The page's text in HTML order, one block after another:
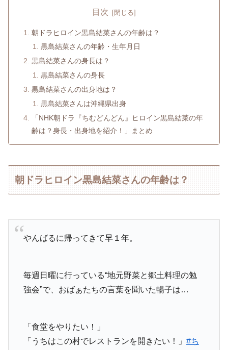
目次
朝ドラヒロイン黒島結菜さんの年齢は？
黒島結菜さんの年齢・生年月日
黒島結菜さんの身長は？
黒島結菜さんの身長
黒島結菜さんの出身地は？
黒島結菜さんは沖縄県出身
「NHK朝ドラ『ちむどんどん』ヒロイン黒島結菜の年
齢は？身長・出身地を紹介！」まとめ
朝ドラヒロイン黒島結菜さんの年齢は？
やんばるに帰ってきて早１年。
毎週日曜に行っている“地元野菜と郷土料理の勉
強会”で、おばぁたちの言葉を聞いた暢子は…
「食堂をやりたい！」
「うちはこの村でレストランを開きたい！」 #ち